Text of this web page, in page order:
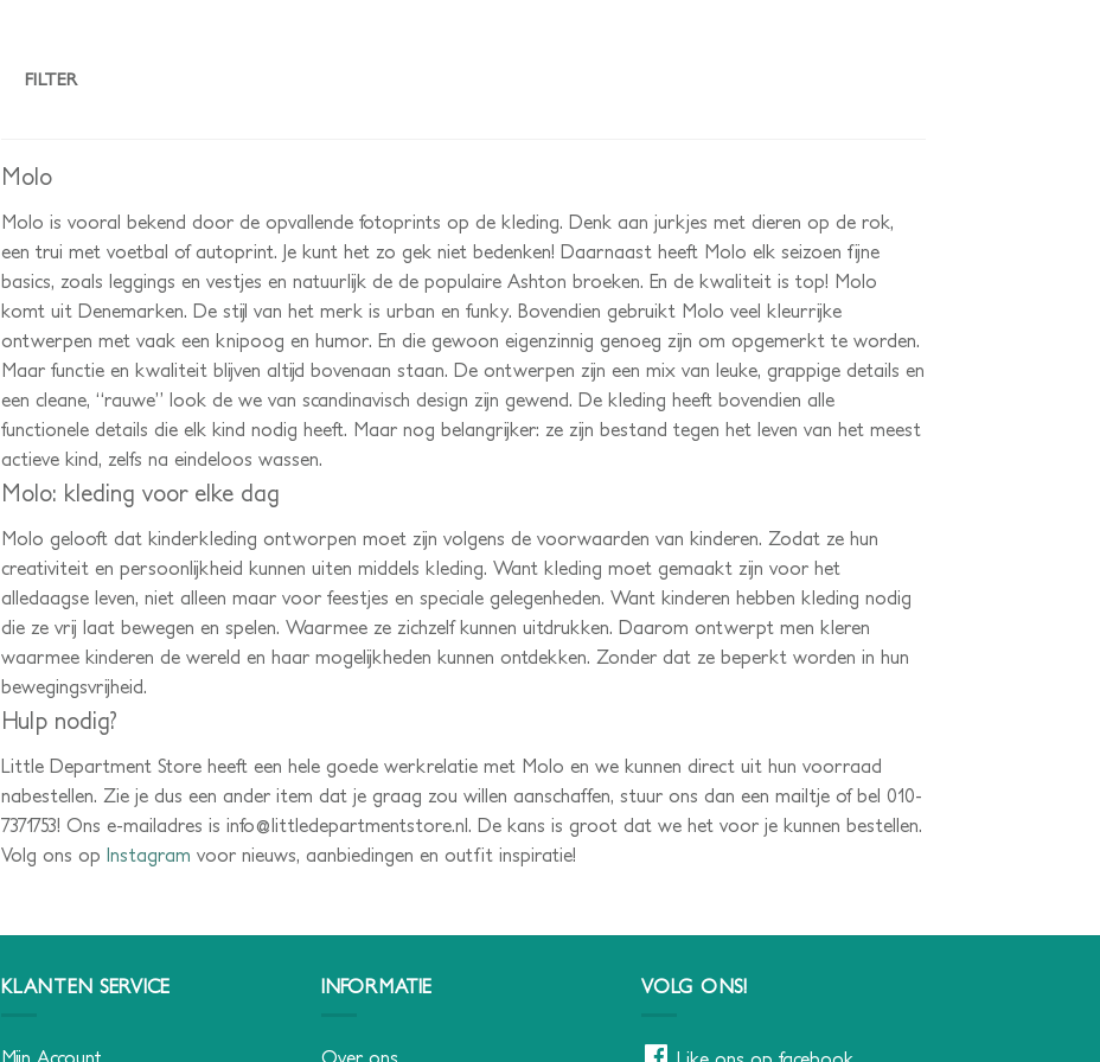
FILTER
Molo
Molo is vooral bekend door de opvallende fotoprints op de kleding. Denk aan jurkjes met dieren op de rok,
een trui met voetbal of autoprint. Je kunt het zo gek niet bedenken! Daarnaast heeft Molo elk seizoen fijne
basics, zoals leggings en vestjes en natuurlijk de de populaire Ashton broeken. En de kwaliteit is top! Molo
komt uit Denemarken. De stijl van het merk is urban en funky. Bovendien gebruikt Molo veel kleurrijke
ontwerpen met vaak een knipoog en humor. En die gewoon eigenzinnig genoeg zijn om opgemerkt te worden.
Maar functie en kwaliteit blijven altijd bovenaan staan. De ontwerpen zijn een mix van leuke, grappige details en
een cleane, “rauwe” look de we van scandinavisch design zijn gewend. De kleding heeft bovendien alle
functionele details die elk kind nodig heeft. Maar nog belangrijker: ze zijn bestand tegen het leven van het meest
actieve kind, zelfs na eindeloos wassen.
Molo: kleding voor elke dag
Molo gelooft dat kinderkleding ontworpen moet zijn volgens de voorwaarden van kinderen. Zodat ze hun
creativiteit en persoonlijkheid kunnen uiten middels kleding. Want kleding moet gemaakt zijn voor het
alledaagse leven, niet alleen maar voor feestjes en speciale gelegenheden. Want kinderen hebben kleding nodig
die ze vrij laat bewegen en spelen. Waarmee ze zichzelf kunnen uitdrukken. Daarom ontwerpt men kleren
waarmee kinderen de wereld en haar mogelijkheden kunnen ontdekken. Zonder dat ze beperkt worden in hun
bewegingsvrijheid.
Hulp nodig?
Little Department Store heeft een hele goede werkrelatie met Molo en we kunnen direct uit hun voorraad
nabestellen. Zie je dus een ander item dat je graag zou willen aanschaffen, stuur ons dan een mailtje of bel 010-
7371753! Ons e-mailadres is info@littledepartmentstore.nl. De kans is groot dat we het voor je kunnen bestellen.
Volg ons op Instagram voor nieuws, aanbiedingen en outfit inspiratie!
KLANTEN SERVICE INFORMATIE VOLG ONS!